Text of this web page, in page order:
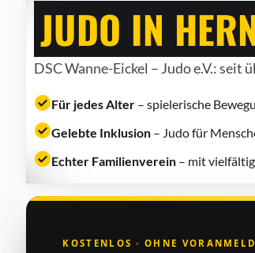
JUDO IN
DSC Wanne-Eickel – Judo e.V.: seit
Für jedes Alter – spielerische
Gelebte Inklusion – Judo für
Echter Familienverein – mit
KOSTENLOS · OHNE